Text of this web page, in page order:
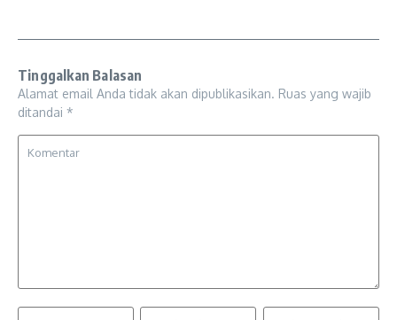
Tinggalkan Balasan
Alamat email Anda tidak akan dipublikasikan. Ruas yang wajib
ditandai *